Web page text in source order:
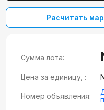
Расчитать
Сумма лота:
Цена за единицу, :
Номер объявления: